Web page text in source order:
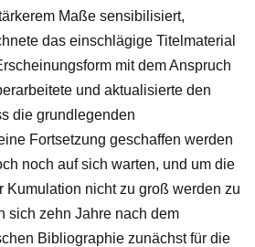
Maße sensibilisiert,
das einschlägige Titelmaterial
mit dem Anspruch
und aktualisierte den
die grundlegenden
Fortsetzung geschaffen werden
noch auf sich warten, und um die
Kumulation nicht zu groß werden zu
sich zehn Jahre nach dem
Bibliographie zunächst für die